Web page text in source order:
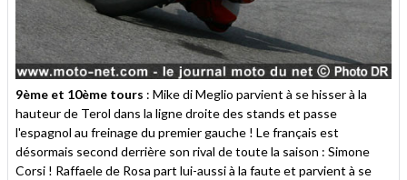
9ème et 10ème tours : Mike di Meglio parvient à se hisser à la
hauteur de Terol dans la ligne droite des stands et passe
l'espagnol au freinage du premier gauche ! Le français est
désormais second derrière son rival de toute la saison : Simone
Corsi ! Raffaele de Rosa part lui-aussi à la faute et parvient à se